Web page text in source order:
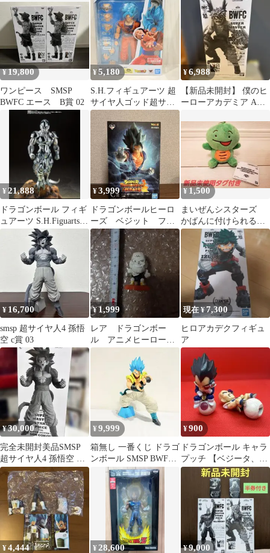
¥19,800
ワンピース SMSP
BWFC エース B賞 02
¥5,180
S.H.フィギュアーツ 超
サイヤ人ゴッド超サイ
ヤ人孫悟空〈限界を超
えし蒼き力〉
¥6,988
【新品未開封】 僕のヒ
ーローアカデミア A賞
¥ 21,888
ドラゴンボール フィギ
ュアーツ S.H.Figuarts
メタルクウラ 劇場版
¥3,999
ドラゴンボールヒーロ
ーズ ベジット フィ
ギュア 一番くじ C
賞
¥1,500
まいぜんシスターズ
かばんに付けられるぬ
いぐるみ 〜 おすわり
ポーズ
¥ 16,700
smsp 超サイヤ人4 孫悟
空 c賞 03
¥1,999
レア ドラゴンボー
ル アニメヒーロー
ズ スポポビッチ
現在 ¥7,300
ヒロアカデクフィギュ
ア
¥30,000
完全未開封美品SMSP
超サイヤ人4 孫悟空 B
賞 02 半券付き
¥9,999
箱無し 一番くじ ドラゴ
ンボール SMSP BWFC
A賞 ゴジータフィギュ
¥900
ドラゴンボール キャラ
プッチ 【ベジータ、ナ
ッパ 2体セット】開封
¥4,444 ¥ 28,600 ¥9,000